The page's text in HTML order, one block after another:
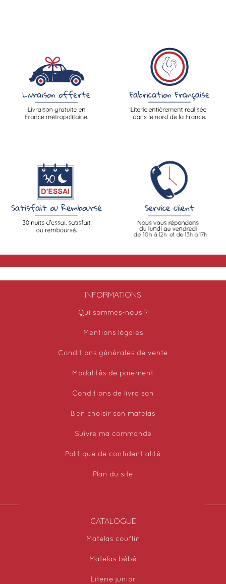
INFORMATIONS
Qui sommes-nous ?
Mentions légales
Conditions générales de vente
Modalités de paiement
Conditions de livraison
Bien choisir son matelas
Suivre ma commande
Politique de confidentialité
Plan du site
CATALOGUE
Matelas couffin
Matelas bébé
Literie junior